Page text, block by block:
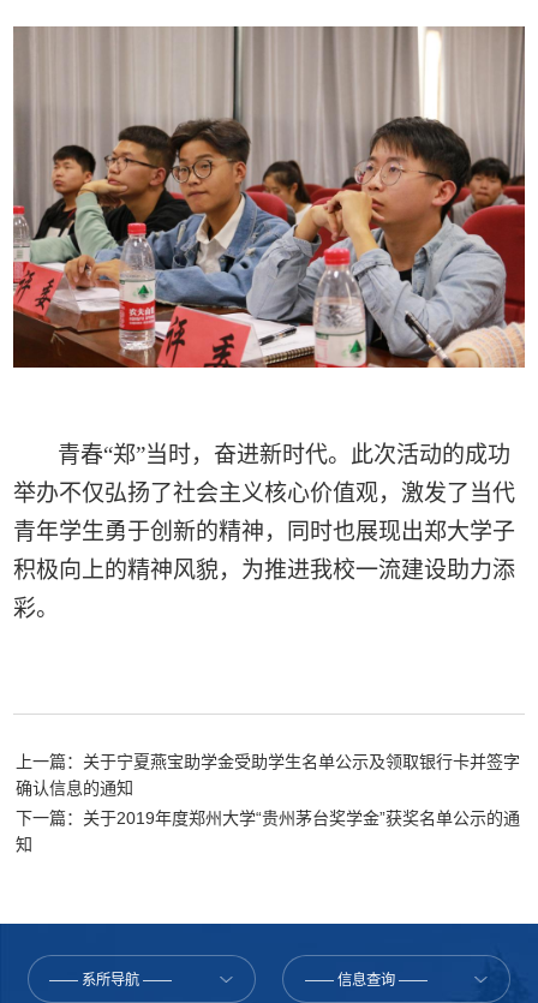
青春“郑”当时，奋进新时代。 此次活动的成功
举办不仅弘扬了社会主义核心价值观， 激发了当代
青年学生勇于创新的精神， 同时也展现出郑大学子
积极向上的精神风貌， 为推进我校一流建设助力添
彩。
上一篇：关于宁夏燕宝助学金受助学生名单公示及领取银行卡并签字
确认信息的通知
下一篇：关于2019年度郑州大学“贵州茅台奖学金”获奖名单公示的通
知